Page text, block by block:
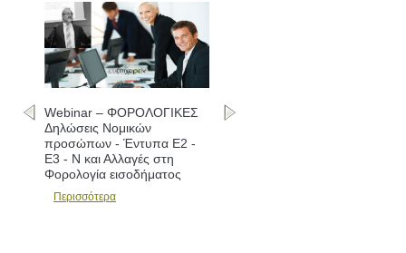
Webinar – ΦΟΡΟΛΟΓΙΚΕΣ
Δηλώσεις Νομικών
προσώπων - Έντυπα Ε2 -
Ε3 - Ν και Αλλαγές στη
Φορολογία εισοδήματος
Περισσότερα